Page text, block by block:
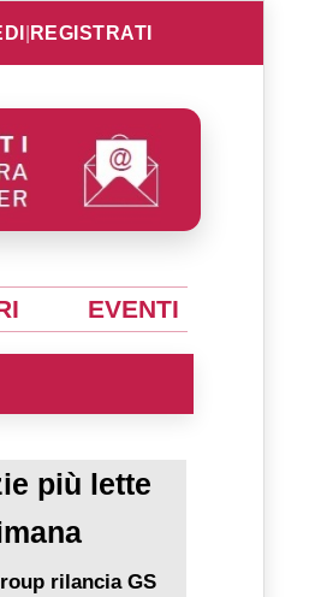
REGISTRATI
EVENTI
più lette
rilancia GS